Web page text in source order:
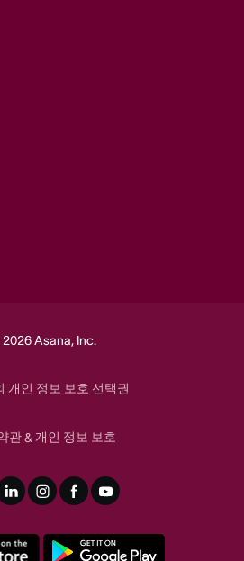
Asana, Inc.
개인 정보 보호 선택권
관& 개인 정보 보호